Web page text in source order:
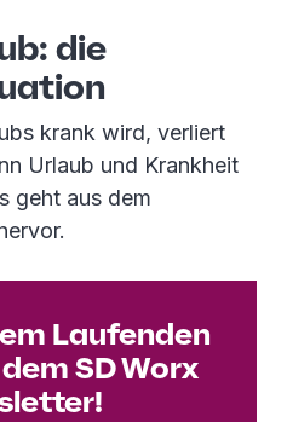
die
krank wird, verliert
Urlaub und Krankheit
geht aus dem
Laufenden
SD Worx